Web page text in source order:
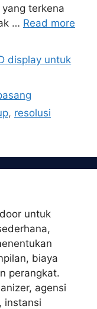
terkena
… Read more
display untuk
, resolusi
untuk
biaya
perangkat.
agensi
instansi